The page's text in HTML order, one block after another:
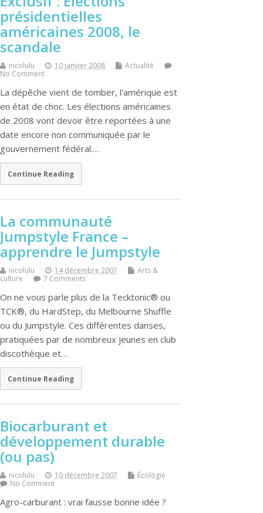
présidentielles
américaines 2008, le
scandale
nicolulu 10 janvier 2008
Actualité
No Comment
La dépêche vient de tomber, l'amérique est
en état de choc. Les élections américaines
de 2008 vont devoir être reportées à une
date encore non communiquée par le
gouvernement fédéral.…
Continue Reading
La communauté
Jumpstyle France –
apprendre le Jumpstyle
nicolulu 14 décembre 2007
Arts &
culture
7 Comments
On ne vous parle plus de la Tecktonic® ou
TCK®, du HardStep, du Melbourne Shuffle
ou du Jumpstyle. Ces différentes danses,
pratiquées par de nombreux jeunes en club
discothèque et…
Continue Reading
Biocarburant et
développement durable
(ou pas)
nicolulu 10 décembre 2007
Écologie
No Comment
Agro-carburant : vrai fausse bonne idée ?